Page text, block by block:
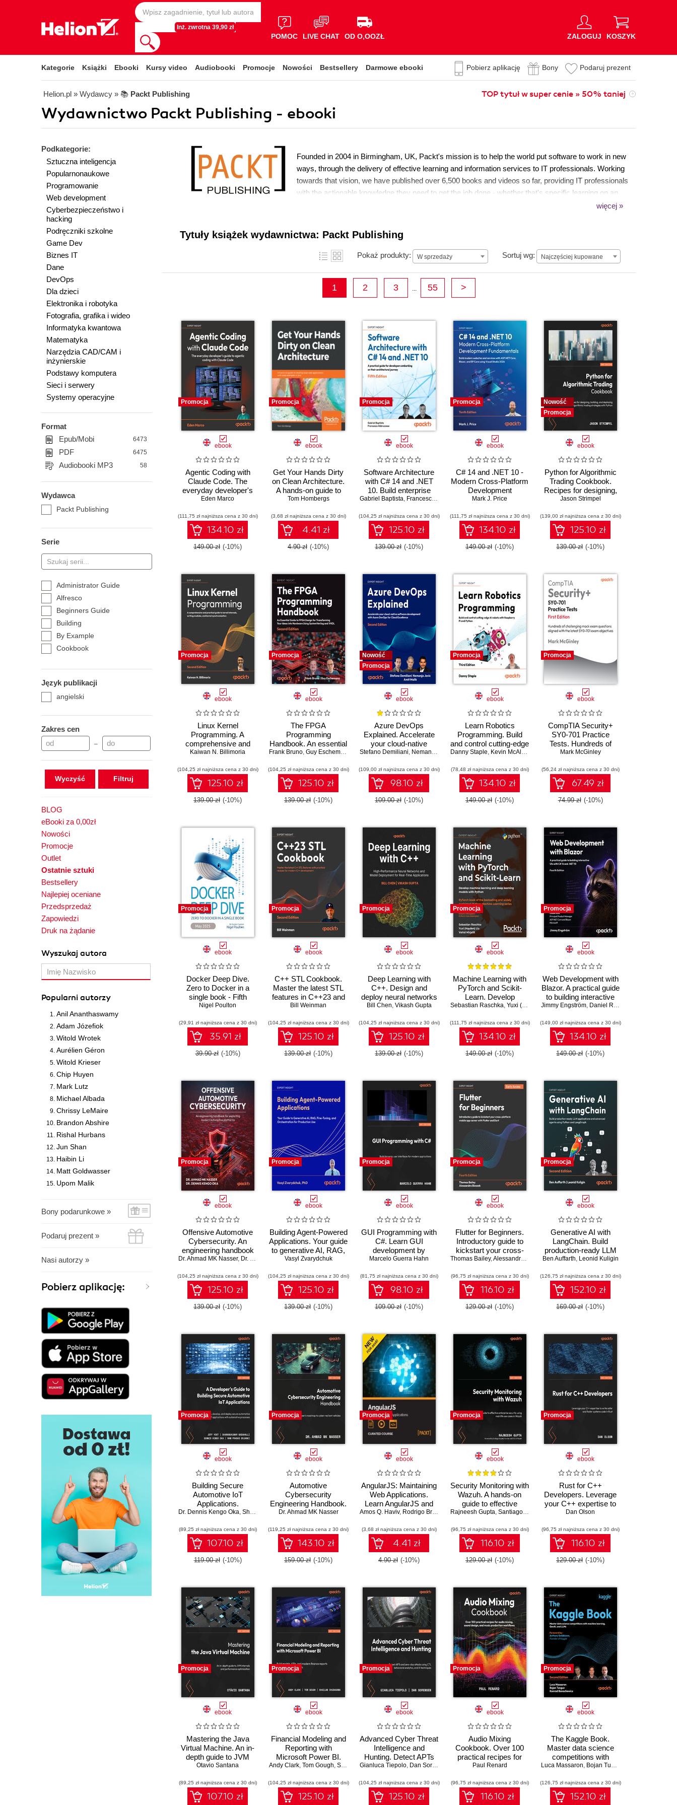
Inż. zwrotna 39,90 zł
POMOC LIVE CHAT OD O,OOZŁ ZALOGUJ KOSZYK
Kategorie Książki Ebooki Kursy video Audiobooki Promocje Nowości Bestsellery Darmowe ebooki Pobierz aplikację Bony Podaruj prezent
Helion.pl » Wydawcy » 📚 Packt Publishing TOP tytuł w super cenie » 50% taniej
Wydawnictwo Packt Publishing - ebooki
Podkategorie:
Sztuczna inteligencja
Popularnonaukowe
Programowanie
Web development
Cyberbezpieczeństwo i
hacking
Podręczniki szkolne
Game Dev
Biznes IT
Dane
DevOps
Dla dzieci
Elektronika i robotyka
Fotografia, grafika i wideo
Informatyka kwantowa
Matematyka
Narzędzia CAD/CAM i
inżynierskie
Podstawy komputera
Sieci i serwery
Systemy operacyjne
Format
Epub/Mobi
6473
PDF 6475
Audiobooki MP3 58
Wydawca
Packt Publishing
Serie
Administrator Guide
Alfresco
Beginners Guide
Building
By Example
Cookbook
Hands-on
How-to
Mastering
Other Role Guide
Practical
Projects
Język publikacji
angielski
Zakres cen
–
Wyczyść
BLOG
eBooki za 0,00zł
Nowości
Promocje
Outlet
Ostatnie sztuki
Bestsellery
Najlepiej oceniane
Przedsprzedaż
Zapowiedzi
Druk na żądanie
Wyszukaj autora
Popularni autorzy
Anil Ananthaswamy
Adam Józefiok
Witold Wrotek
Aurélien Géron
Witold Krieser
Chip Huyen
Mark Lutz
Michael Albada
Chrissy LeMaire
Brandon Abshire
Rishal Hurbans
Jun Shan
Haibin Li
Matt Goldwasser
Upom Malik
Bony podarunkowe »
Podaruj prezent »
Nasi autorzy »
Pobierz aplikację:
Founded in 2004 in Birmingham, UK, Packt's mission is to help the world put software to work in new
ways, through the delivery of effective learning and information services to IT professionals. Working
towards that vision, we have published over 6,500 books and videos so far, providing IT professionals
with the actionable knowledge they need to get the job done - whether that's specific learning on an
emerging technology or optimizing key skills in more established tools. As part of our mission, we have
projects become household names along the way.
więcej »
Tytuły książek wydawnictwa: Packt Publishing
Pokaż produkty: W sprzedaży Sortuj wg: Najczęściej kupowane
Najczęściej kupowane
1 2 3 ... 55 >
Promocja
ebook
Agentic Coding with
Claude Code. The
everyday developer's
guide to agentic coding
Eden Marco
(111,75 zł najniższa cena z 30 dni)
134.10 zł
149.00 zł (-10%)
Promocja
ebook
Get Your Hands Dirty
on Clean Architecture.
A hands-on guide to
creating clean web
examples in Java
Tom Hombergs
(3,68 zł najniższa cena z 30 dni)
4.41 zł
4.90 zł (-10%)
Promocja
ebook
Software Architecture
with C# 14 and .NET
10. Build enterprise
applications using
DevSecOps, EF Core,
and design patterns for
Azure - Fifth Edition
Gabriel Baptista, Francesco Abbruzzese
(104,25 zł najniższa cena z 30 dni)
125.10 zł
139.00 zł (-10%)
Promocja
ebook
C# 14 and .NET 10 -
Modern Cross-Platform
Development
Fundamentals. Build
services with ASP.NET
Core, Blazor, and EF
Core using Visual
Studio 2026 - Tenth
Mark J. Price
(111,75 zł najniższa cena z 30 dni)
134.10 zł
149.00 zł (-10%)
Nowość
Promocja
ebook
Python for Algorithmic
Trading Cookbook.
Recipes for designing,
building, and deploying
strategies with Python -
Second Edition
Jason Strimpel
(139,00 zł najniższa cena z 30 dni)
125.10 zł
139.00 zł (-10%)
Promocja
ebook
Linux Kernel
Programming. A
comprehensive and
practical guide to kernel
modules, and kernel
synchronization -
Second Edition
Kaiwan N. Billimoria
(104,25 zł najniższa cena z 30 dni)
125.10 zł
139.00 zł (-10%)
Promocja
ebook
The FPGA
Programming
Handbook. An essential
guide to FPGA design
into hardware using
SystemVerilog and
VHDL - Second Edition
Frank Bruno, Guy Eschemann
(104,25 zł najniższa cena z 30 dni)
125.10 zł
139.00 zł (-10%)
Nowość
Promocja
ebook
Azure DevOps
Explained. Accelerate
your cloud-native
software development
Cloud Excellence -
Second Edition
Stefano Demiliani, Nemanja Jovic ,Amit Malik ,Prasad Gandham
(109,00 zł najniższa cena z 30 dni)
98.10 zł
109.00 zł (-10%)
Promocja
ebook
Learn Robotics
Programming. Build
and control cutting-edge
AI robots with
Python - Third Edition
Danny Staple, Kevin McAleer
(78,48 zł najniższa cena z 30 dni)
134.10 zł
149.00 zł (-10%)
Promocja
ebook
CompTIA Security+
SY0-701 Practice
Tests. Hundreds of
challenging mock exam
the latest SY0-701
exam objectives
Mark McGinley
(56,24 zł najniższa cena z 30 dni)
67.49 zł
74.99 zł (-10%)
Promocja
ebook
Docker Deep Dive.
Zero to Docker in a
single book - Fifth
Edition
Nigel Poulton
(29,91 zł najniższa cena z 30 dni)
35.91 zł
39.90 zł (-10%)
Promocja
ebook
C++ STL Cookbook.
Master the latest STL
features in C++23 and
26 with practical
development - Second
Edition
Bill Weinman
(104,25 zł najniższa cena z 30 dni)
125.10 zł
139.00 zł (-10%)
Promocja
ebook
Deep Learning with
C++. Design and
deploy neural networks
using CUDA for high-
Bill Chen, Vikash Gupta
(104,25 zł najniższa cena z 30 dni)
125.10 zł
139.00 zł (-10%)
Promocja
ebook
Machine Learning with
PyTorch and Scikit-
Learn. Develop
machine learning and
with Python
Sebastian Raschka, Yuxi (Hayden) Liu , Vahid Mirjalili,Dmytro Dzhulgakov
(111,75 zł najniższa cena z 30 dni)
134.10 zł
149.00 zł (-10%)
Promocja
ebook
Web Development with
Blazor. A practical guide
to building interactive
UIs with C# 14 and
Edition
Jimmy Engström, Daniel Roth
(149,00 zł najniższa cena z 30 dni)
134.10 zł
149.00 zł (-10%)
Promocja
ebook
Offensive Automotive
Cybersecurity. An
engineering handbook
for exploiting modern
Dr. Ahmad MK Nasser, Dr. Dennis Kengo Oka
(104,25 zł najniższa cena z 30 dni)
125.10 zł
139.00 zł (-10%)
Promocja
ebook
Building Agent-Powered
Applications. Your guide
to generative AI, RAG,
fine-tuning, and
production use
Vasyl Zvarydchuk
(104,25 zł najniższa cena z 30 dni)
125.10 zł
139.00 zł (-10%)
Promocja
ebook
GUI Programming with
C#. Learn GUI
development by
building beginner-
Blazor, MAUI, and
WinUI 3
Marcelo Guerra Hahn
(81,75 zł najniższa cena z 30 dni)
98.10 zł
109.00 zł (-10%)
Promocja
ebook
Flutter for Beginners.
Introductory guide to
kickstart your cross-
platform mobile app
Dart - Fourth Edition
Thomas Bailey,Alessandro Biessek
(96,75 zł najniższa cena z 30 dni)
116.10 zł
129.00 zł (-10%)
Promocja
ebook
Generative AI with
LangChain. Build
production-ready LLM
applications and
Python, LangChain, and
LangGraph - Second
Edition
Ben Auffarth, Leonid Kuligin
(126,75 zł najniższa cena z 30 dni)
152.10 zł
169.00 zł (-10%)
Promocja
ebook
Building Secure
Automotive IoT
Applications.
Developing robust IoT
automotive software
Dr. Dennis Kengo Oka, Sharanukumar Nadahalli , Jeff Yost, Ram Prasad Bojanki,Dr. André Weimerskirch
(89,25 zł najniższa cena z 30 dni)
107.10 zł
119.00 zł (-10%)
Promocja
ebook
Automotive
Cybersecurity
Engineering Handbook.
The automotive
cyber-resilient vehicles
Dr. Ahmad MK Nasser
(119,25 zł najniższa cena z 30 dni)
143.10 zł
159.00 zł (-10%)
Promocja
ebook
AngularJS: Maintaining
Web Applications.
Learn AngularJS and
full-stack web
Amos Q. Haviv, Rodrigo Branas Matthew Frisbie,Chandermani Arora
(3,68 zł najniższa cena z 30 dni)
4.41 zł
4.90 zł (-10%)
Promocja
ebook
Security Monitoring with
Wazuh. A hands-on
guide to effective
enterprise security
cases in Wazuh
Rajneesh Gupta, Santiago Bassett
(96,75 zł najniższa cena z 30 dni)
116.10 zł
129.00 zł (-10%)
Promocja
ebook
Rust for C++
Developers. Leverage
your C++ expertise to
write safer and faster
Dan Olson
(96,75 zł najniższa cena z 30 dni)
116.10 zł
129.00 zł (-10%)
Promocja
ebook
Mastering the Java
Virtual Machine. An in-
depth guide to JVM
internals and
optimization
Otavio Santana
(89,25 zł najniższa cena z 30 dni)
107.10 zł
Promocja
ebook
Financial Modeling and
Reporting with
Microsoft Power BI.
Build models, KPIs, and
in Power BI from
scratch
Andy Clark, Tom Gough, Shailan Chudasama ,Marissa Thomas
(104,25 zł najniższa cena z 30 dni)
125.10 zł
Promocja
ebook
Advanced Cyber Threat
Intelligence and
Hunting. Detect APTs
and zero-day attacks
analytics, and AI
techniques
Gianluca Tiepolo, Dan Sorensen
(104,25 zł najniższa cena z 30 dni)
125.10 zł
Promocja
ebook
Audio Mixing
Cookbook. Over 100
practical recipes for
audio mixing, sound
production workflows
Paul Renard
(96,75 zł najniższa cena z 30 dni)
116.10 zł
Promocja
ebook
The Kaggle Book.
Master data science
competitions with
machine learning,
Second Edition
Luca Massaron, Bojan Tunguz
(126,75 zł najniższa cena z 30 dni)
152.10 zł